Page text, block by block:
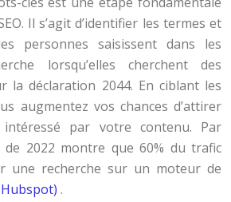
Il s’agit d’identifier les termes et
personnes saisissent dans les
lorsqu’elles cherchent des
la déclaration 2044. En ciblant les
augmentez vos chances d’attirer
par votre contenu. Par
2022 montre que 60% du trafic
une recherche sur un moteur de
.